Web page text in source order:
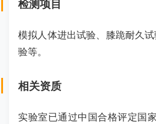
检测项目
模拟人体进出试验、膝跪耐久
验等。
相关资质
实验室已通过中国合格评定国